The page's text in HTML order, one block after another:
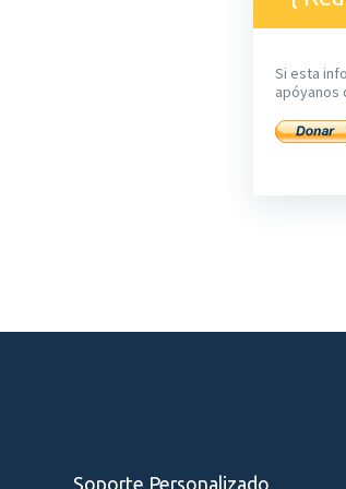
Si esta
apóyanos
Soporte Personalizado